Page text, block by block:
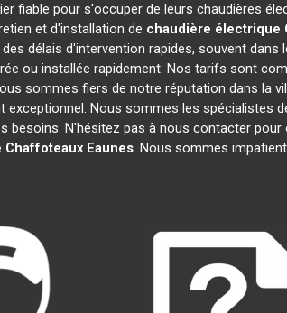
fiable pour s'occuper de leurs chaudières
et d'installation de chaudière électrique
délais d'intervention rapides, souvent dans
ou installée rapidement. Nos tarifs sont
sommes fiers de notre réputation dans la
Nous sommes les spécialistes
N'hésitez pas à nous contacter
Eaunes. Nous sommes